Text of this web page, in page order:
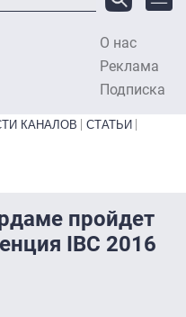
О нас
Реклама
Подписка
КАНАЛОВ
СТАТЬИ
пройдет
IBC 2016